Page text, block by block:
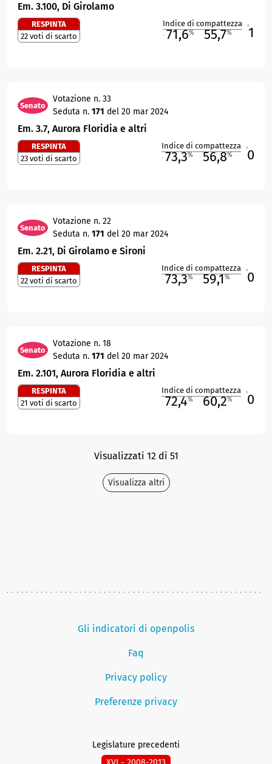
Em. 3.100, Di Girolamo
RESPINTA
22 voti di scarto
Indice di compattezza
71,6% 55,7% 1
Senato
Votazione n. 33
Seduta n. 171 del 20 mar 2024
Em. 3.7, Aurora Floridia e altri
RESPINTA
23 voti di scarto
Indice di compattezza
73,3% 56,8% 0
Senato
Votazione n. 22
Seduta n. 171 del 20 mar 2024
Em. 2.21, Di Girolamo e Sironi
RESPINTA
22 voti di scarto
Indice di compattezza
73,3% 59,1% 0
Senato
Votazione n. 18
Seduta n. 171 del 20 mar 2024
Em. 2.101, Aurora Floridia e altri
RESPINTA
21 voti di scarto
Indice di compattezza
72,4% 60,2% 0
Visualizzati 12 di 51
Visualizza altri
Gli indicatori di openpolis
Faq
Privacy policy
Preferenze privacy
Legislature precedenti